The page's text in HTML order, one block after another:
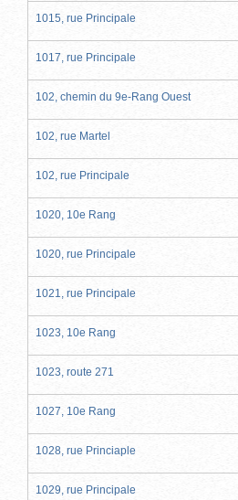
1015, rue Principale
1017, rue Principale
102, chemin du 9e-Rang Ouest
102, rue Martel
102, rue Principale
1020, 10e Rang
1020, rue Principale
1021, rue Principale
1023, 10e Rang
1023, route 271
1027, 10e Rang
1028, rue Princiaple
1029, rue Principale